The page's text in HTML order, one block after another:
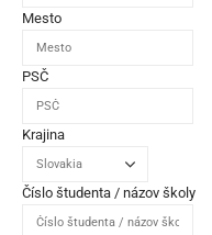
Mesto
PSČ
Krajina
Číslo študenta / názov školy